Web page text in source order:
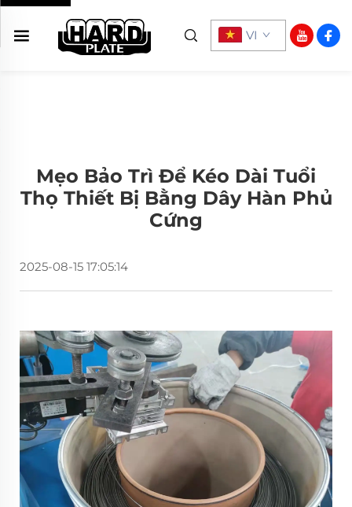
VI
Mẹo Bảo Trì Để Kéo Dài Tuổi
Thọ Thiết Bị Bằng Dây Hàn Phủ
Cứng
2025-08-15 17:05:14